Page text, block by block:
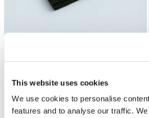
This website uses cookies
We use cookies to personalise
features and to analyse our traffic.